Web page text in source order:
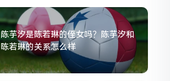
陈芋汐是陈若琳的侄女吗？陈芋汐和
陈若琳的关系怎么样